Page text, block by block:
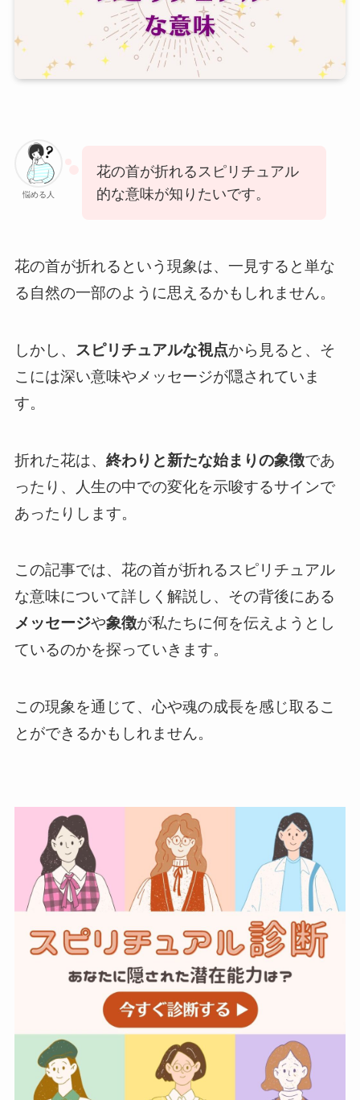
悩める人
花の首が折れるスピリチュアル
的な意味が知りたいです。
花の首が折れるという現象は、一見すると単な
る自然の一部のように思えるかもしれません。
しかし、 スピリチュアルな視点から見ると、そ
こには深い意味やメッセージが隠されていま
す。
折れた花は、 終わりと新たな始まりの象徴であ
ったり、人生の中での変化を示唆するサインで
あったりします。
この記事では、花の首が折れるスピリチュアル
な意味について詳しく解説し、その背後にある
メッセージや象徴が私たちに何を伝えようとし
ているのかを探っていきます。
この現象を通じて、心や魂の成長を感じ取るこ
とができるかもしれません。